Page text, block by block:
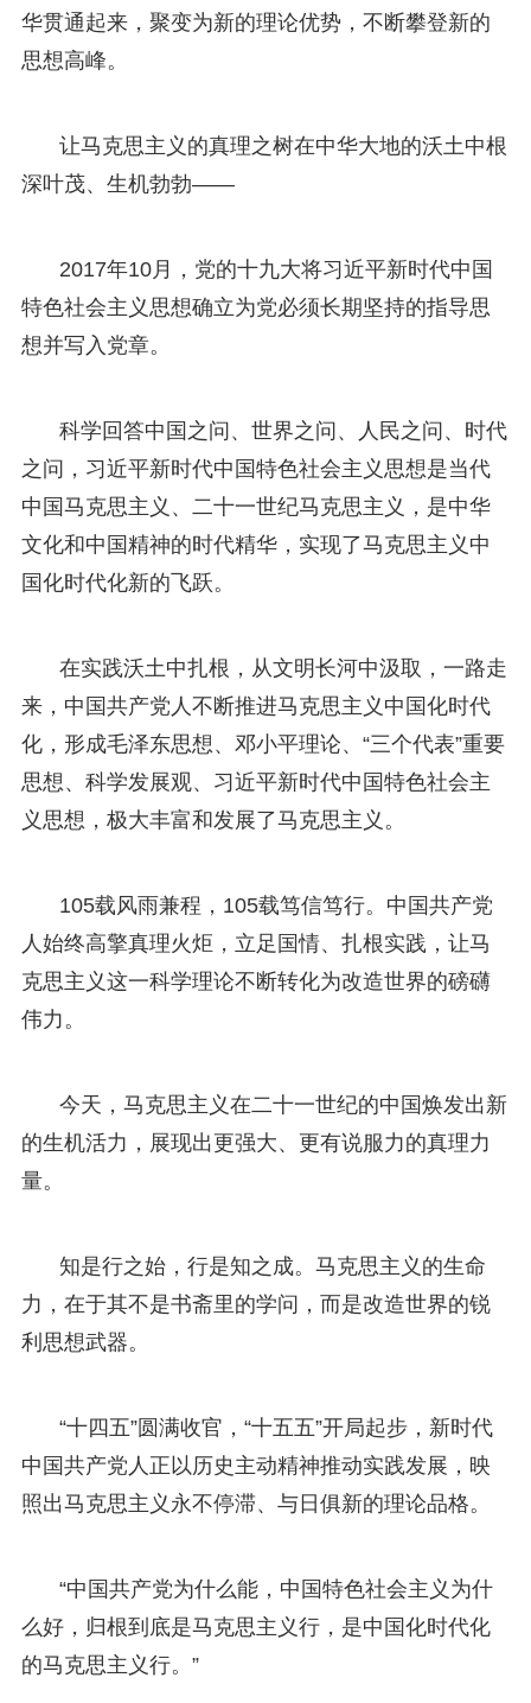
华贯通起来，聚变为新的理论优势，不断攀登新的
思想高峰。
让马克思主义的真理之树在中华大地的沃土中根
深叶茂、生机勃勃——
2017年10月，党的十九大将习近平新时代中国
特色社会主义思想确立为党必须长期坚持的指导思
想并写入党章。
科学回答中国之问、世界之问、人民之问、时代
之问，习近平新时代中国特色社会主义思想是当代
中国马克思主义、二十一世纪马克思主义，是中华
文化和中国精神的时代精华，实现了马克思主义中
国化时代化新的飞跃。
在实践沃土中扎根，从文明长河中汲取，一路走
来，中国共产党人不断推进马克思主义中国化时代
化，形成毛泽东思想、邓小平理论、“三个代表”重要
思想、科学发展观、习近平新时代中国特色社会主
义思想，极大丰富和发展了马克思主义。
105载风雨兼程，105载笃信笃行。中国共产党
人始终高擎真理火炬，立足国情、扎根实践，让马
克思主义这一科学理论不断转化为改造世界的磅礴
伟力。
今天，马克思主义在二十一世纪的中国焕发出新
的生机活力，展现出更强大、更有说服力的真理力
量。
知是行之始，行是知之成。马克思主义的生命
力，在于其不是书斋里的学问，而是改造世界的锐
利思想武器。
“十四五”圆满收官，“十五五”开局起步，新时代
中国共产党人正以历史主动精神推动实践发展，映
照出马克思主义永不停滞、与日俱新的理论品格。
“中国共产党为什么能，中国特色社会主义为什
么好，归根到底是马克思主义行，是中国化时代化
的马克思主义行。”